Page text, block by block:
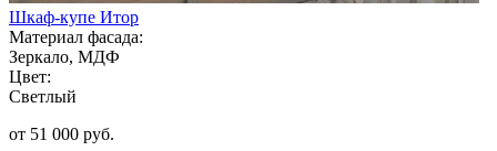
Шкаф-купе Итор
Материал фасада:
Зеркало, МДФ
Цвет:
Светлый
от 51 000 руб.